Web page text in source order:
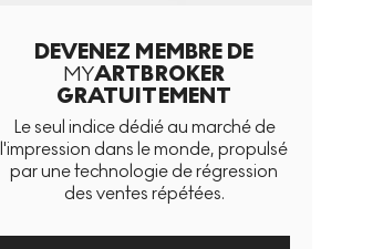
DEVENEZ MEMBRE DE
MYARTBROKER
GRATUITEMENT
Le seul indice dédié au marché de
l'impression dans le monde, propulsé
par une technologie de régression
des ventes répétées.